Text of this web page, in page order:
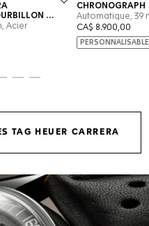
TAG HEUER CARRERA